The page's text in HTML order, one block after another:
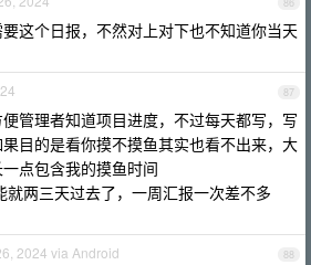
这个日报，不然对上对下也不知道你当天
87
管理者知道项目进度，不过每天都写，写
目的是看你摸不摸鱼其实也看不出来，大
点包含我的摸鱼时间
两三天过去了，一周汇报一次差不多
88
2024 via Android